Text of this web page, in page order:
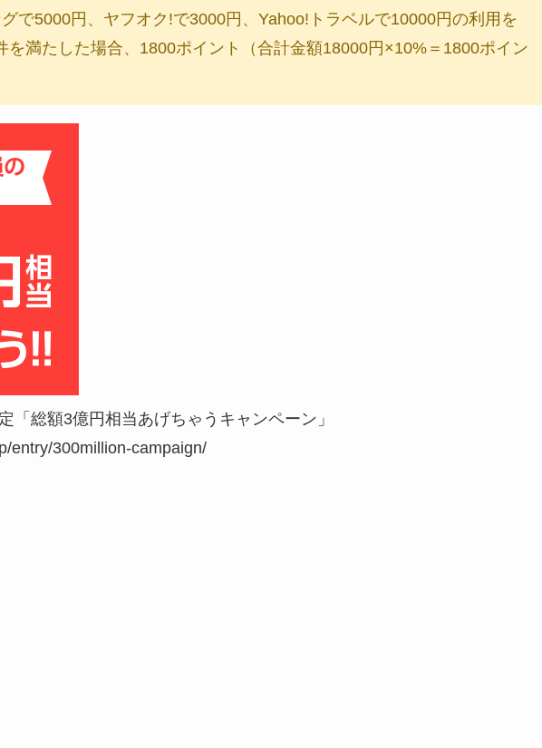
グで5000円、ヤフオク!で3000円、Yahoo!トラベルで10000円の利用を
を満たした場合、1800ポイント（合計金額18000円×10%＝1800ポイン
「総額3億円相当あげちゃうキャンペーン」
entry/300million-campaign/